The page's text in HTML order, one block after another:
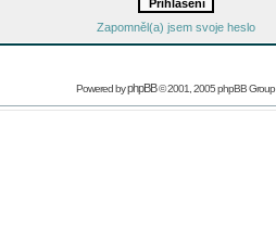
Zapomněl(a) jsem svoje heslo
Powered byphpBB© 2001, 2005 phpBB Group